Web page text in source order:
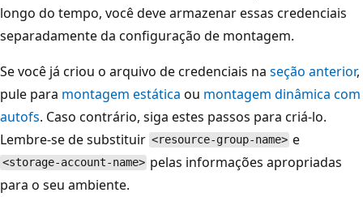
longo do tempo, você deve armazenar essas credenciais
separadamente da configuração de montagem.
Se você já criou o arquivo de credenciais na seção anterior,
pule para montagem estática ou montagem dinâmica com
autofs. Caso contrário, siga estes passos para criá-lo.
Lembre-se de substituir <resource-group-name> e
<storage-account-name> pelas informações apropriadas
para o seu ambiente.